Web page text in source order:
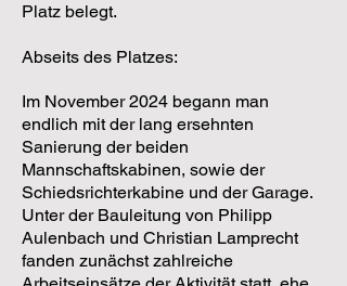
Platz belegt.
Abseits des Platzes:
Im November 2024 begann man
endlich mit der lang ersehnten
Sanierung der beiden
Mannschaftskabinen, sowie der
Schiedsrichterkabine und der Garage.
Unter der Bauleitung von Philipp
Aulenbach und Christian Lamprecht
fanden zunächst zahlreiche